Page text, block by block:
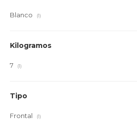
Blanco (1)
Kilogramos
7 (1)
Tipo
Frontal (1)